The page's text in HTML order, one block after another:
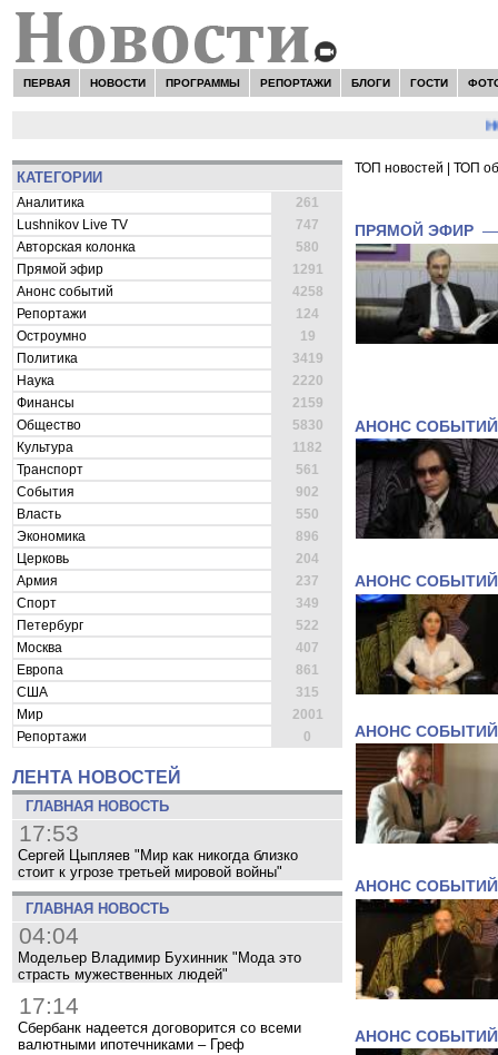
ПЕРВАЯ НОВОСТИ ПРОГРАММЫ РЕПОРТАЖИ БЛОГИ ГОСТИ
КАТЕГОРИИ
Аналитика
261
Lushnikov Live TV
747
Авторская колонка
580
Прямой эфир
1291
Анонс событий
4258
Репортажи
124
Остроумно
19
Политика
3419
Наука
2220
Финансы
2159
Общество
5830
Культура
1182
Транспорт
561
События
902
Власть
550
Экономика
896
Церковь
204
Армия
237
Спорт
349
Петербург
522
Москва
407
Европа
861
США
315
Мир
2001
Репортажи
0
ЛЕНТА НОВОСТЕЙ
ГЛАВНАЯ НОВОСТЬ
17:53
Сергей Цыпляев "Мир как никогда близко
стоит к угрозе третьей мировой войны"
ГЛАВНАЯ НОВОСТЬ
04:04
Модельер Владимир Бухинник "Мода это
страсть мужественных людей"
17:14
Сбербанк надеется договорится со всеми
валютными ипотечниками – Греф
ТОП новостей ТОП
ПРЯМОЙ ЭФИР
АНОНС СОБЫТИЙ
АНОНС СОБЫТИЙ
АНОНС СОБЫТИЙ
АНОНС СОБЫТИЙ
АНОНС СОБЫТИЙ